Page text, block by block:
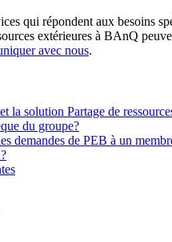
qui répondent aux besoins
extérieures à BAnQ
avec nous.
la solution Partage de
du groupe?
demandes de PEB à un